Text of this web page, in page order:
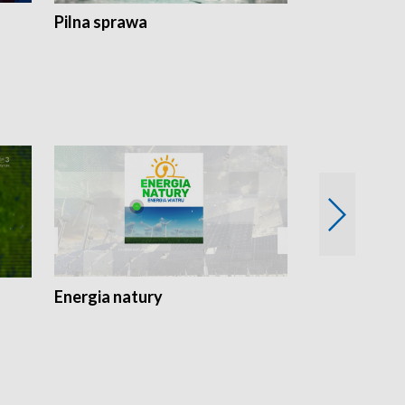
Pilna sprawa
Energia natury